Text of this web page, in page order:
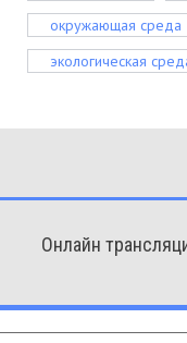
окружающая среда
экологическая
Онлайн